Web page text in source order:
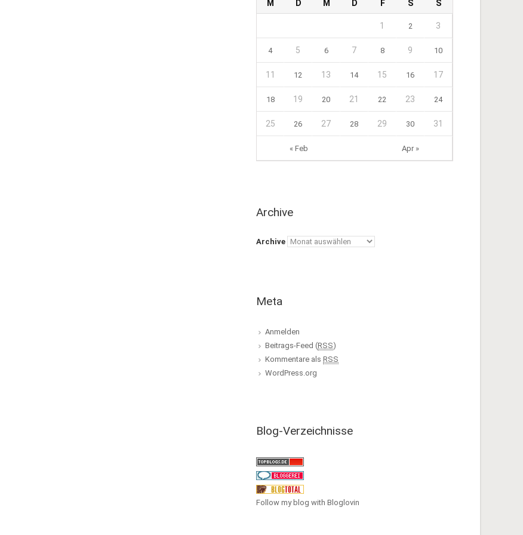
M D M D F S S
« Feb Apr »
1 2 3
4 5 6 7 8 9 10
11 12 13 14 15 16 17
18 19 20 21 22 23 24
25 26 27 28 29 30 31
Archive
Archive
Meta
Anmelden
Beitrags-Feed (RSS)
Kommentare als RSS
WordPress.org
Blog-Verzeichnisse
Follow my blog with Bloglovin